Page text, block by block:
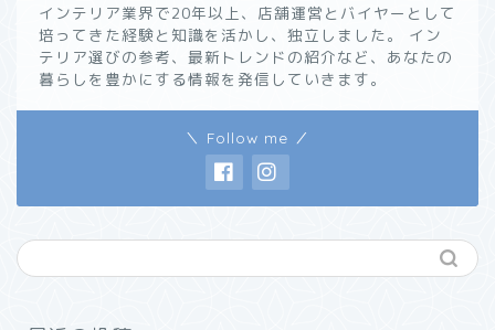
インテリア業界で20年以上、店舗運営とバイヤーとして
培ってきた経験と知識を活かし、独立しました。 イン
テリア選びの参考、最新トレンドの紹介など、あなたの
暮らしを豊かにする情報を発信していきます。
＼ Follow me ／